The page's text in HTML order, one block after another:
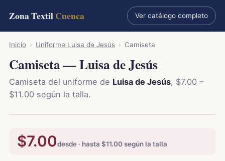
Zona TextilCuenca Ver catálogo completo
Inicio › Uniforme Luisa de Jesús › Camiseta
Camiseta — Luisa de Jesús
Camiseta del uniforme de Luisa de Jesús, $7.00 –
$11.00 según la talla.
$7.00desde · hasta $11.00 según la talla